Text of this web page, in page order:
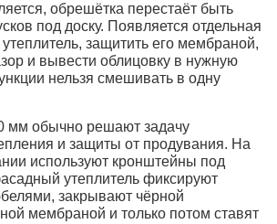
обрешётка перестаёт быть
под доску. Появляется отдельная
защитить его мембраной,
и вывести облицовку в нужную
нельзя смешивать в одну
мм обычно решают задачу
и защиты от продувания. На
используют кронштейны под
утеплитель фиксируют
закрывают чёрной
мембраной и только потом ставят